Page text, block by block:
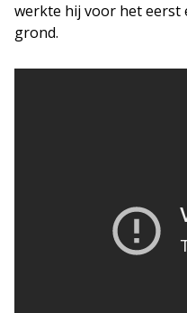
werkte hij voor het eerst
grond.